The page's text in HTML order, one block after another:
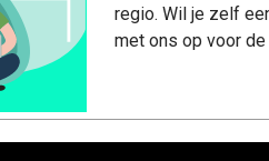
regio. Wil je zelf
met ons op voor